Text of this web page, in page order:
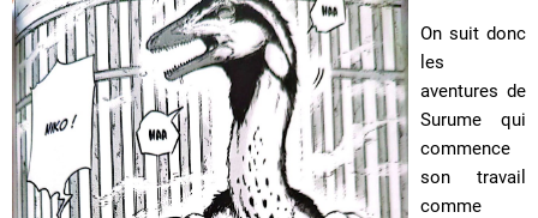
On suit donc
les
aventures de
Surume qui
commence
son travail
comme